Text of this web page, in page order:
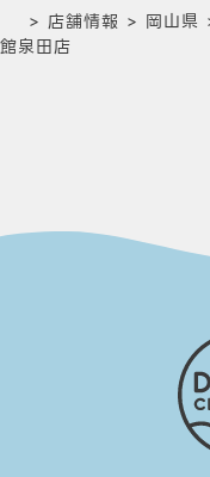
> 店舗情報 > 岡山県
館泉田店